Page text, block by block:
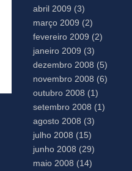
abril 2009 (3)
março 2009 (2)
fevereiro 2009 (2)
janeiro 2009 (3)
dezembro 2008 (5)
novembro 2008 (6)
outubro 2008 (1)
setembro 2008 (1)
agosto 2008 (3)
julho 2008 (15)
junho 2008 (29)
maio 2008 (14)